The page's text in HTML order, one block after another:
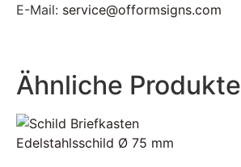
E-Mail: service@offormsigns.com
Ähnliche Produkte